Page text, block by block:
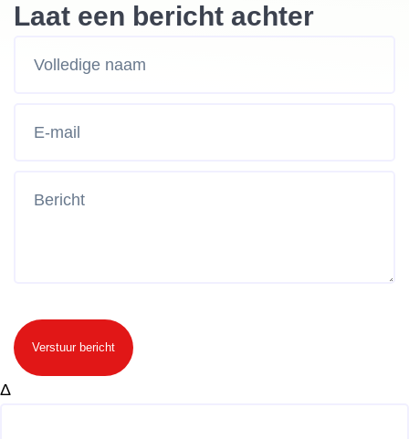
Laat een bericht achter
Verstuur bericht
Δ